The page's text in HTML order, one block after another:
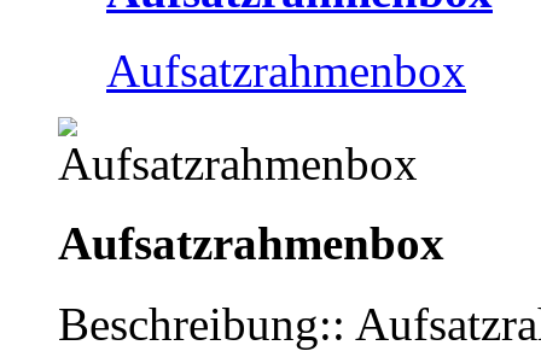
Aufsatzrahmenbox
Aufsatzrahmenbox
Beschreibung::